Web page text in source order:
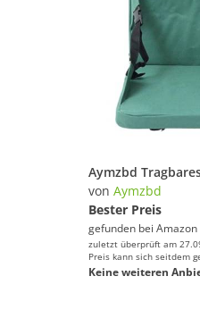
von Aymzbd
Bester Preis
gefunden bei Amazon
zuletzt überprüft am
Preis kann sich seitdem
Keine weiteren